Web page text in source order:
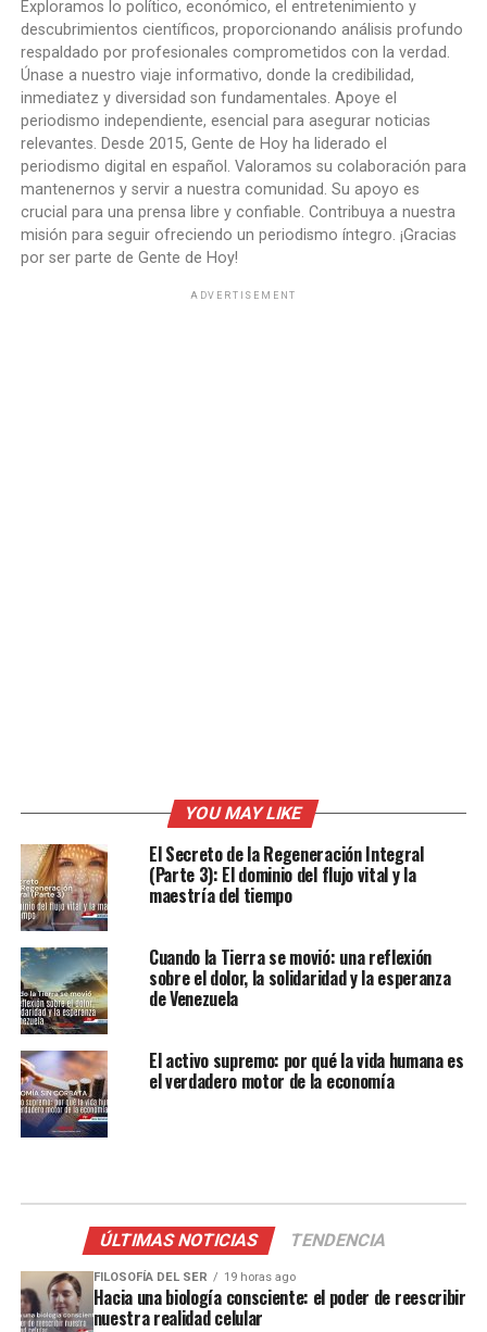
Exploramos lo político, económico, el entretenimiento y
descubrimientos científicos, proporcionando análisis profundo
respaldado por profesionales comprometidos con la verdad.
Únase a nuestro viaje informativo, donde la credibilidad,
inmediatez y diversidad son fundamentales. Apoye el
periodismo independiente, esencial para asegurar noticias
relevantes. Desde 2015, Gente de Hoy ha liderado el
periodismo digital en español. Valoramos su colaboración para
mantenernos y servir a nuestra comunidad. Su apoyo es
crucial para una prensa libre y confiable. Contribuya a nuestra
misión para seguir ofreciendo un periodismo íntegro. ¡Gracias
por ser parte de Gente de Hoy!
ADVERTISEMENT
YOU MAY LIKE
El Secreto de la Regeneración Integral
(Parte 3): El dominio del flujo vital y la
maestría del tiempo
Cuando la Tierra se movió: una reflexión
sobre el dolor, la solidaridad y la esperanza
de Venezuela
El activo supremo: por qué la vida humana es
el verdadero motor de la economía
ÚLTIMAS NOTICIAS TENDENCIA
FILOSOFÍA DEL SER 19 horas ago
Hacia una biología consciente: el poder de reescribir
nuestra realidad celular